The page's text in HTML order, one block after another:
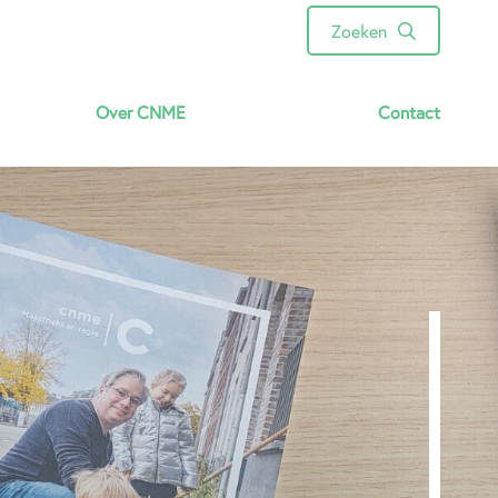
Zoeken
Over CNME
Energie besparen
Ecologisch beheer
Educatie en vergroening
Natuurtuinen Jekerdal
Ons team
Vacatures
Verslagen & rapporten
Contact
Persvoorlichting